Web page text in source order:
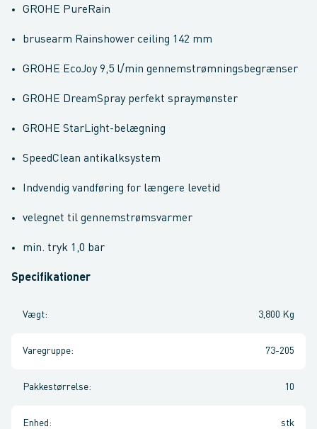
GROHE PureRain
brusearm Rainshower ceiling 142 mm
GROHE EcoJoy 9,5 l/min gennemstrømningsbegrænser
GROHE DreamSpray perfekt spraymønster
GROHE StarLight-belægning
SpeedClean antikalksystem
Indvendig vandføring for længere levetid
velegnet til gennemstrømsvarmer
min. tryk 1,0 bar
Specifikationer
Vægt: 3,800 Kg
Varegruppe: 73-205
Pakkestørrelse: 10
Enhed : stk